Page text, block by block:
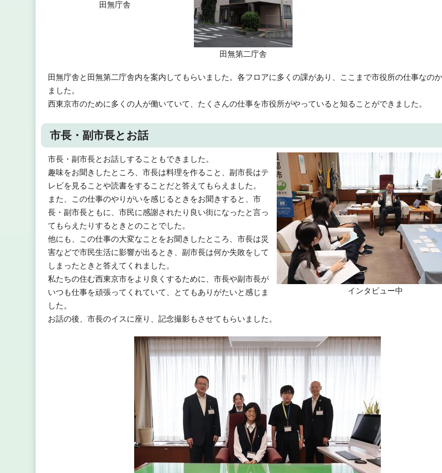
田無庁舎
田無第二庁舎
田無庁舎と田無第二庁舎内を案内してもらいました。各フロアに多くの課があり、ここまで市役所の仕事なの
ました。
西東京市のために多くの人が働いていて、たくさんの仕事を市役所がやっていると知ることができました。
市長・副市長とお話
インタビュー中
市長・副市長とお話しすることもできました。
趣味をお聞きしたところ、市長は料理を作ること、副市長はテ
レビを見ることや読書をすることだと答えてもらえました。
また、この仕事のやりがいを感じるときをお聞きすると、市
長・副市長ともに、市民に感謝されたり良い街になったと言っ
てもらえたりするときとのことでした。
他にも、この仕事の大変なことをお聞きしたところ、市長は災
害などで市民生活に影響が出るとき、副市長は何か失敗をして
しまったときと答えてくれました。
私たちの住む西東京市をより良くするために、市長や副市長が
いつも仕事を頑張ってくれていて、とてもありがたいと感じま
した。
お話の後、市長のイスに座り、記念撮影もさせてもらいました。